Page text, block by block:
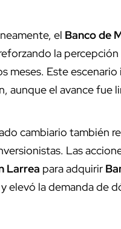
el Banco de
la percepción
meses. Este
aunque el avance
cambiario también
Las
Larrea para adquirir
elevó la demanda de